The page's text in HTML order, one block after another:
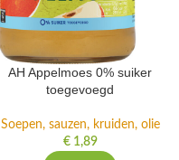
AH Appelmoes 0% suiker
toegevoegd
Soepen, sauzen, kruiden, olie
€1,89